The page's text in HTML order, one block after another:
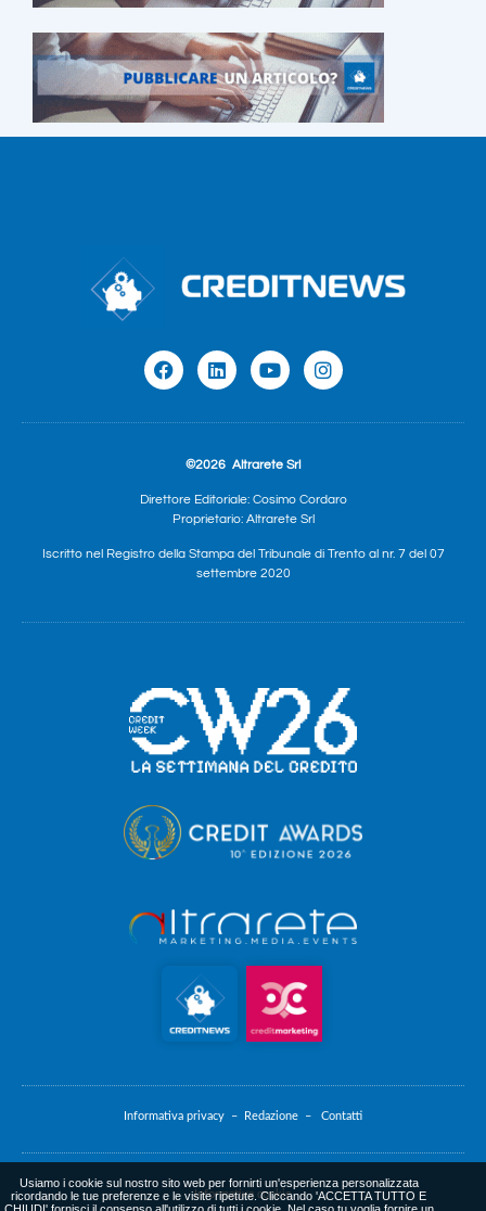
©2026 Altrarete Srl
Direttore Editoriale: Cosimo Cordaro
Proprietario: Altrarete Srl
Iscritto nel Registro della Stampa del Tribunale di Trento al nr. 7 del 07
settembre 2020
Informativa privacy – Redazione – Contatti
Informativa cookie
Usiamo i cookie sul nostro sito web per fornirti un'esperienza personalizzata
ricordando le tue preferenze e le visite ripetute. Cliccando 'ACCETTA TUTTO E